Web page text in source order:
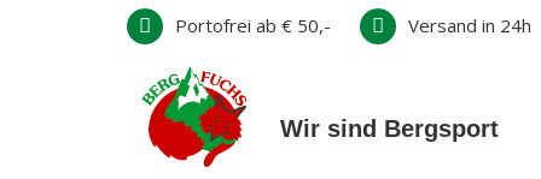
Direkt
Inhalt
Portofrei ab € 50,- Versand in 24h
Wir sind Bergsport